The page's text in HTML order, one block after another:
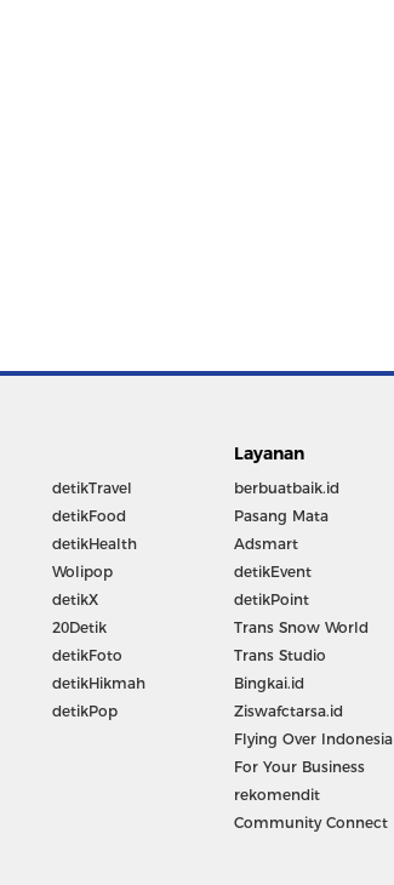
detikTravel
detikFood
detikHealth
Wolipop
detikX
20Detik
detikFoto
detikHikmah
detikPop
Layanan
berbuatbaik.id
Pasang Mata
Adsmart
detikEvent
detikPoint
Trans Snow World
Trans Studio
Bingkai.id
Ziswafctarsa.id
Flying Over Indonesia
For Your Business
rekomendit
Community Connect